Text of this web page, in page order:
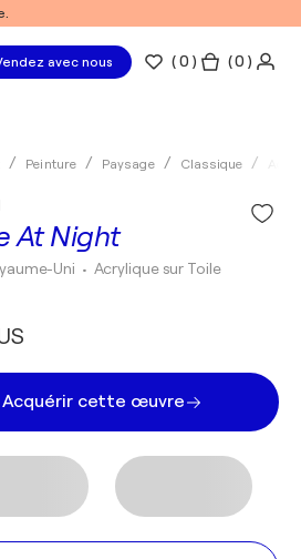
avec nous (0 ) ( 0 )
Peinture Paysage Classique
At Night
Uni • Acrylique sur Toile
Acquérir cette œuvre